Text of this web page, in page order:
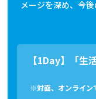
メージを深め、今
【1Day】「生
※対面、オンライン